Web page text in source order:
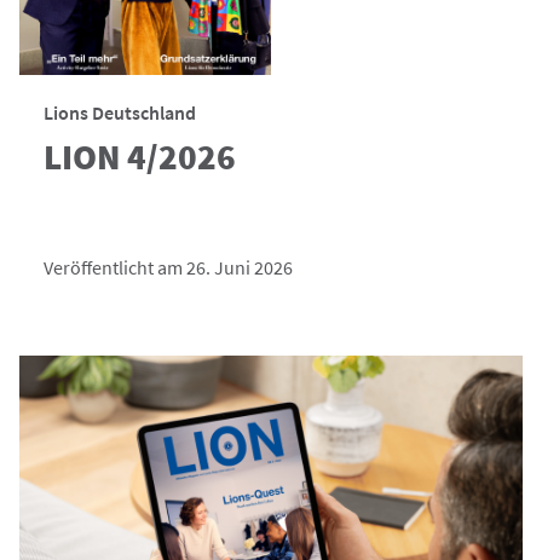
Lions Deutschland
LION 4/2026
Veröffentlicht am 26. Juni 2026